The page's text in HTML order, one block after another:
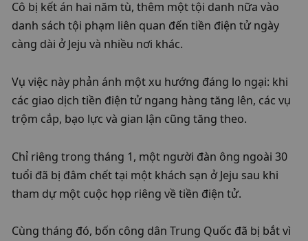
Cô bị kết án hai năm tù, thêm một tội danh nữa vào
danh sách tội phạm liên quan đến tiền điện tử ngày
càng dài ở Jeju và nhiều nơi khác.
Vụ việc này phản ánh một xu hướng đáng lo ngại: khi
các giao dịch tiền điện tử ngang hàng tăng lên, các vụ
trộm cắp, bạo lực và gian lận cũng tăng theo.
Chỉ riêng trong tháng 1, một người đàn ông ngoài 30
tuổi đã bị đâm chết tại một khách sạn ở Jeju sau khi
tham dự một cuộc họp riêng về tiền điện tử.
Cùng tháng đó, bốn công dân Trung Quốc đã bị bắt vì